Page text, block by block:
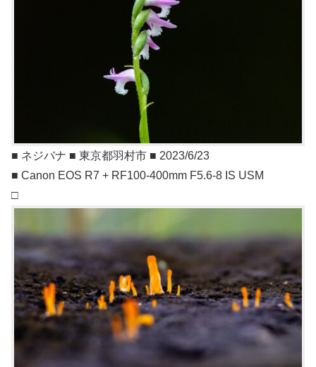
■ ネジバナ ■ 東京都羽村市 ■ 2023/6/23
■ Canon EOS R7 + RF100-400mm F5.6-8 IS USM
□